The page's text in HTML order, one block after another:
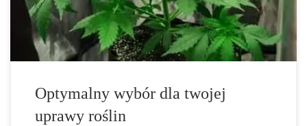
powtarzalności zbiorów oraz skróceniu cyklu, […]
Optymalny wybór dla twojej
uprawy roślin